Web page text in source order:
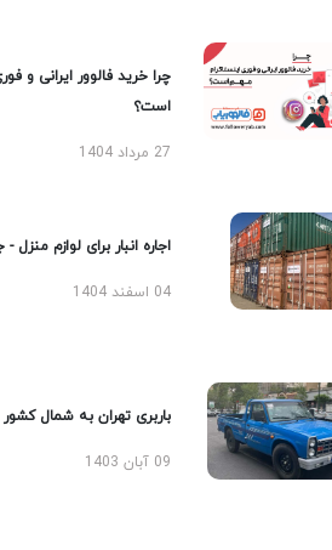
چرا خرید فالوور ایرانی و
است؟
27 مرداد 1404
اجاره انبار برای لوازم منزل -
04 اسفند 1404
باربری تهران به شمال کشور
09 آبان 1403